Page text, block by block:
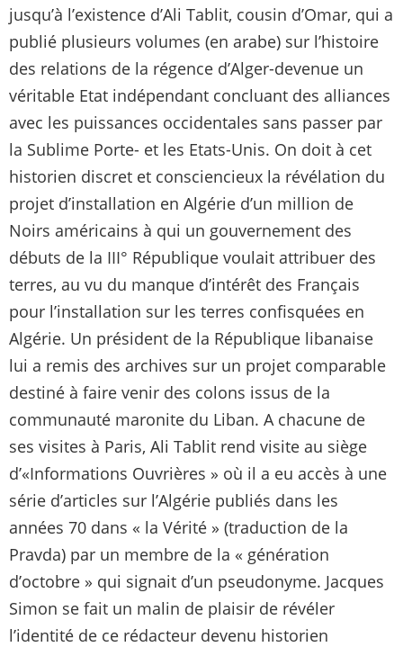
jusqu’à l’existence d’Ali Tablit, cousin d’Omar, qui a
publié plusieurs volumes (en arabe) sur l’histoire
des relations de la régence d’Alger-devenue un
véritable Etat indépendant concluant des alliances
avec les puissances occidentales sans passer par
la Sublime Porte- et les Etats-Unis. On doit à cet
historien discret et consciencieux la révélation du
projet d’installation en Algérie d’un million de
Noirs américains à qui un gouvernement des
débuts de la III° République voulait attribuer des
terres, au vu du manque d’intérêt des Français
pour l’installation sur les terres confisquées en
Algérie. Un président de la République libanaise
lui a remis des archives sur un projet comparable
destiné à faire venir des colons issus de la
communauté maronite du Liban. A chacune de
ses visites à Paris, Ali Tablit rend visite au siège
d’«Informations Ouvrières » où il a eu accès à une
série d’articles sur l’Algérie publiés dans les
années 70 dans « la Vérité » (traduction de la
Pravda) par un membre de la « génération
d’octobre » qui signait d’un pseudonyme. Jacques
Simon se fait un malin de plaisir de révéler
l’identité de ce rédacteur devenu historien